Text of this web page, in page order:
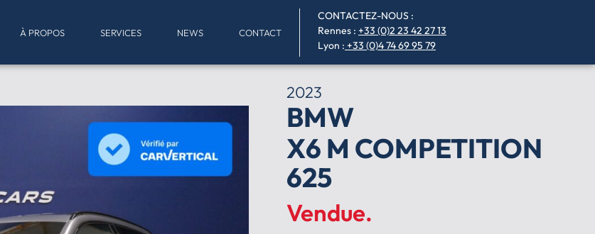
À PROPOS SERVICES NEWS CONTACT
CONTACTEZ-NOUS :
Rennes : +33 (0)2 23 42 27 13
Lyon : +33 (0)4 74 69 95 79
2023
BMW
X6 M COMPETITION
625
Vendue.